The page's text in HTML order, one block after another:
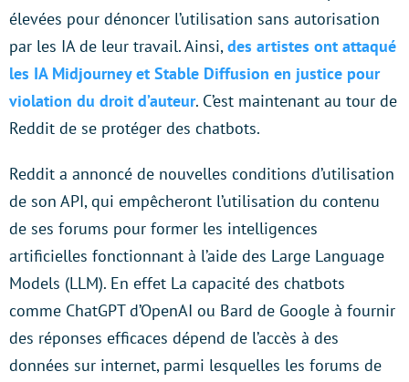
élevées pour dénoncer l’utilisation sans autorisation
par les IA de leur travail. Ainsi,des artistes ont attaqué
les IA Midjourney et Stable Diffusion en justice pour
violation du droit d’auteur. C’est maintenant au tour de
Reddit de se protéger des chatbots.
Reddit a annoncé de nouvelles conditions d’utilisation
de son API, qui empêcheront l’utilisation du contenu
de ses forums pour former les intelligences
artificielles fonctionnant à l’aide des Large Language
Models (LLM). En effet La capacité des chatbots
comme ChatGPT d’OpenAI ou Bard de Google à fournir
des réponses efficaces dépend de l’accès à des
données sur internet, parmi lesquelles les forums de